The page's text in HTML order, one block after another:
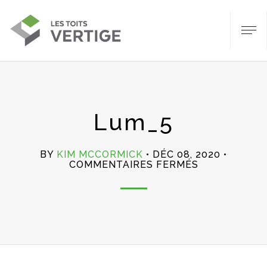
Lum_5
BY KIM MCCORMICK
DÉC 08, 2020
COMMENTAIRES FERMÉS